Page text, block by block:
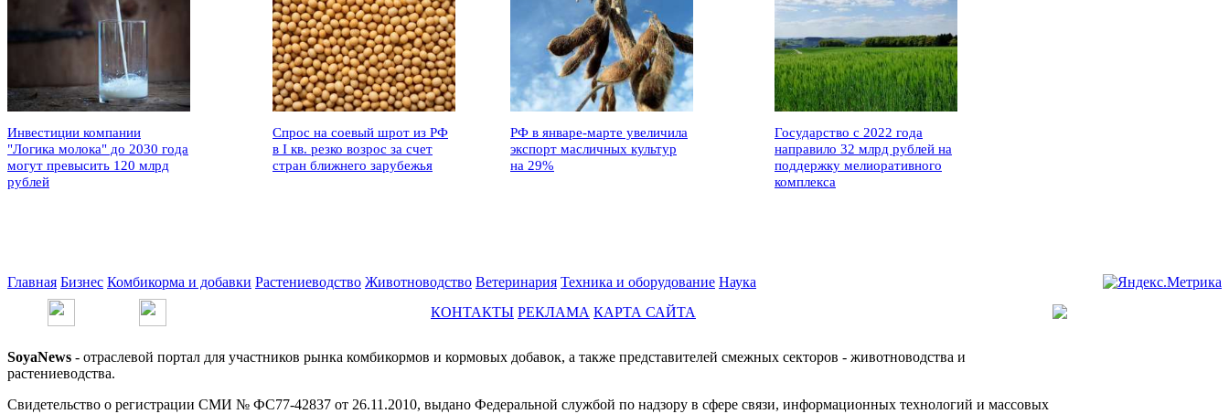
Инвестиции компании
"Логика молока" до 2030 года
могут превысить 120 млрд
рублей
Спрос на соевый шрот из РФ
в I кв. резко возрос за счет
стран ближнего зарубежья
РФ в январе-марте увеличила
экспорт масличных культур
на 29%
Государство с 2022 года
направило 32 млрд рублей на
поддержку мелиоративного
комплекса
Главная Бизнес Комбикорма и добавки Растениеводство Животноводство Ветеринария Техника и оборудование Наука
КОНТАКТЫ РЕКЛАМА КАРТА САЙТА
SoyaNews - отраслевой портал для участников рынка комбикормов и кормовых добавок, а также представителей смежных секторов - животноводства и
растениеводства.
Свидетельство о регистрации СМИ № ФС77-42837 от 26.11.2010, выдано Федеральной службой по надзору в сфере связи, информационных технологий и массовых